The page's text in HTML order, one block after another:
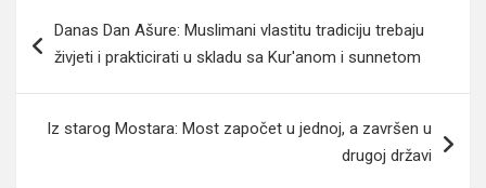
članaka
Danas Dan Ašure: Muslimani vlastitu tradiciju trebaju
živjeti i prakticirati u skladu sa Kur'anom i sunnetom
Iz starog Mostara: Most započet u jednoj, a završen u
drugoj državi